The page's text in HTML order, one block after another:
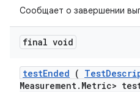
Сообщает о завершении
final void
testEnded ( Test
Measurement. Metric>